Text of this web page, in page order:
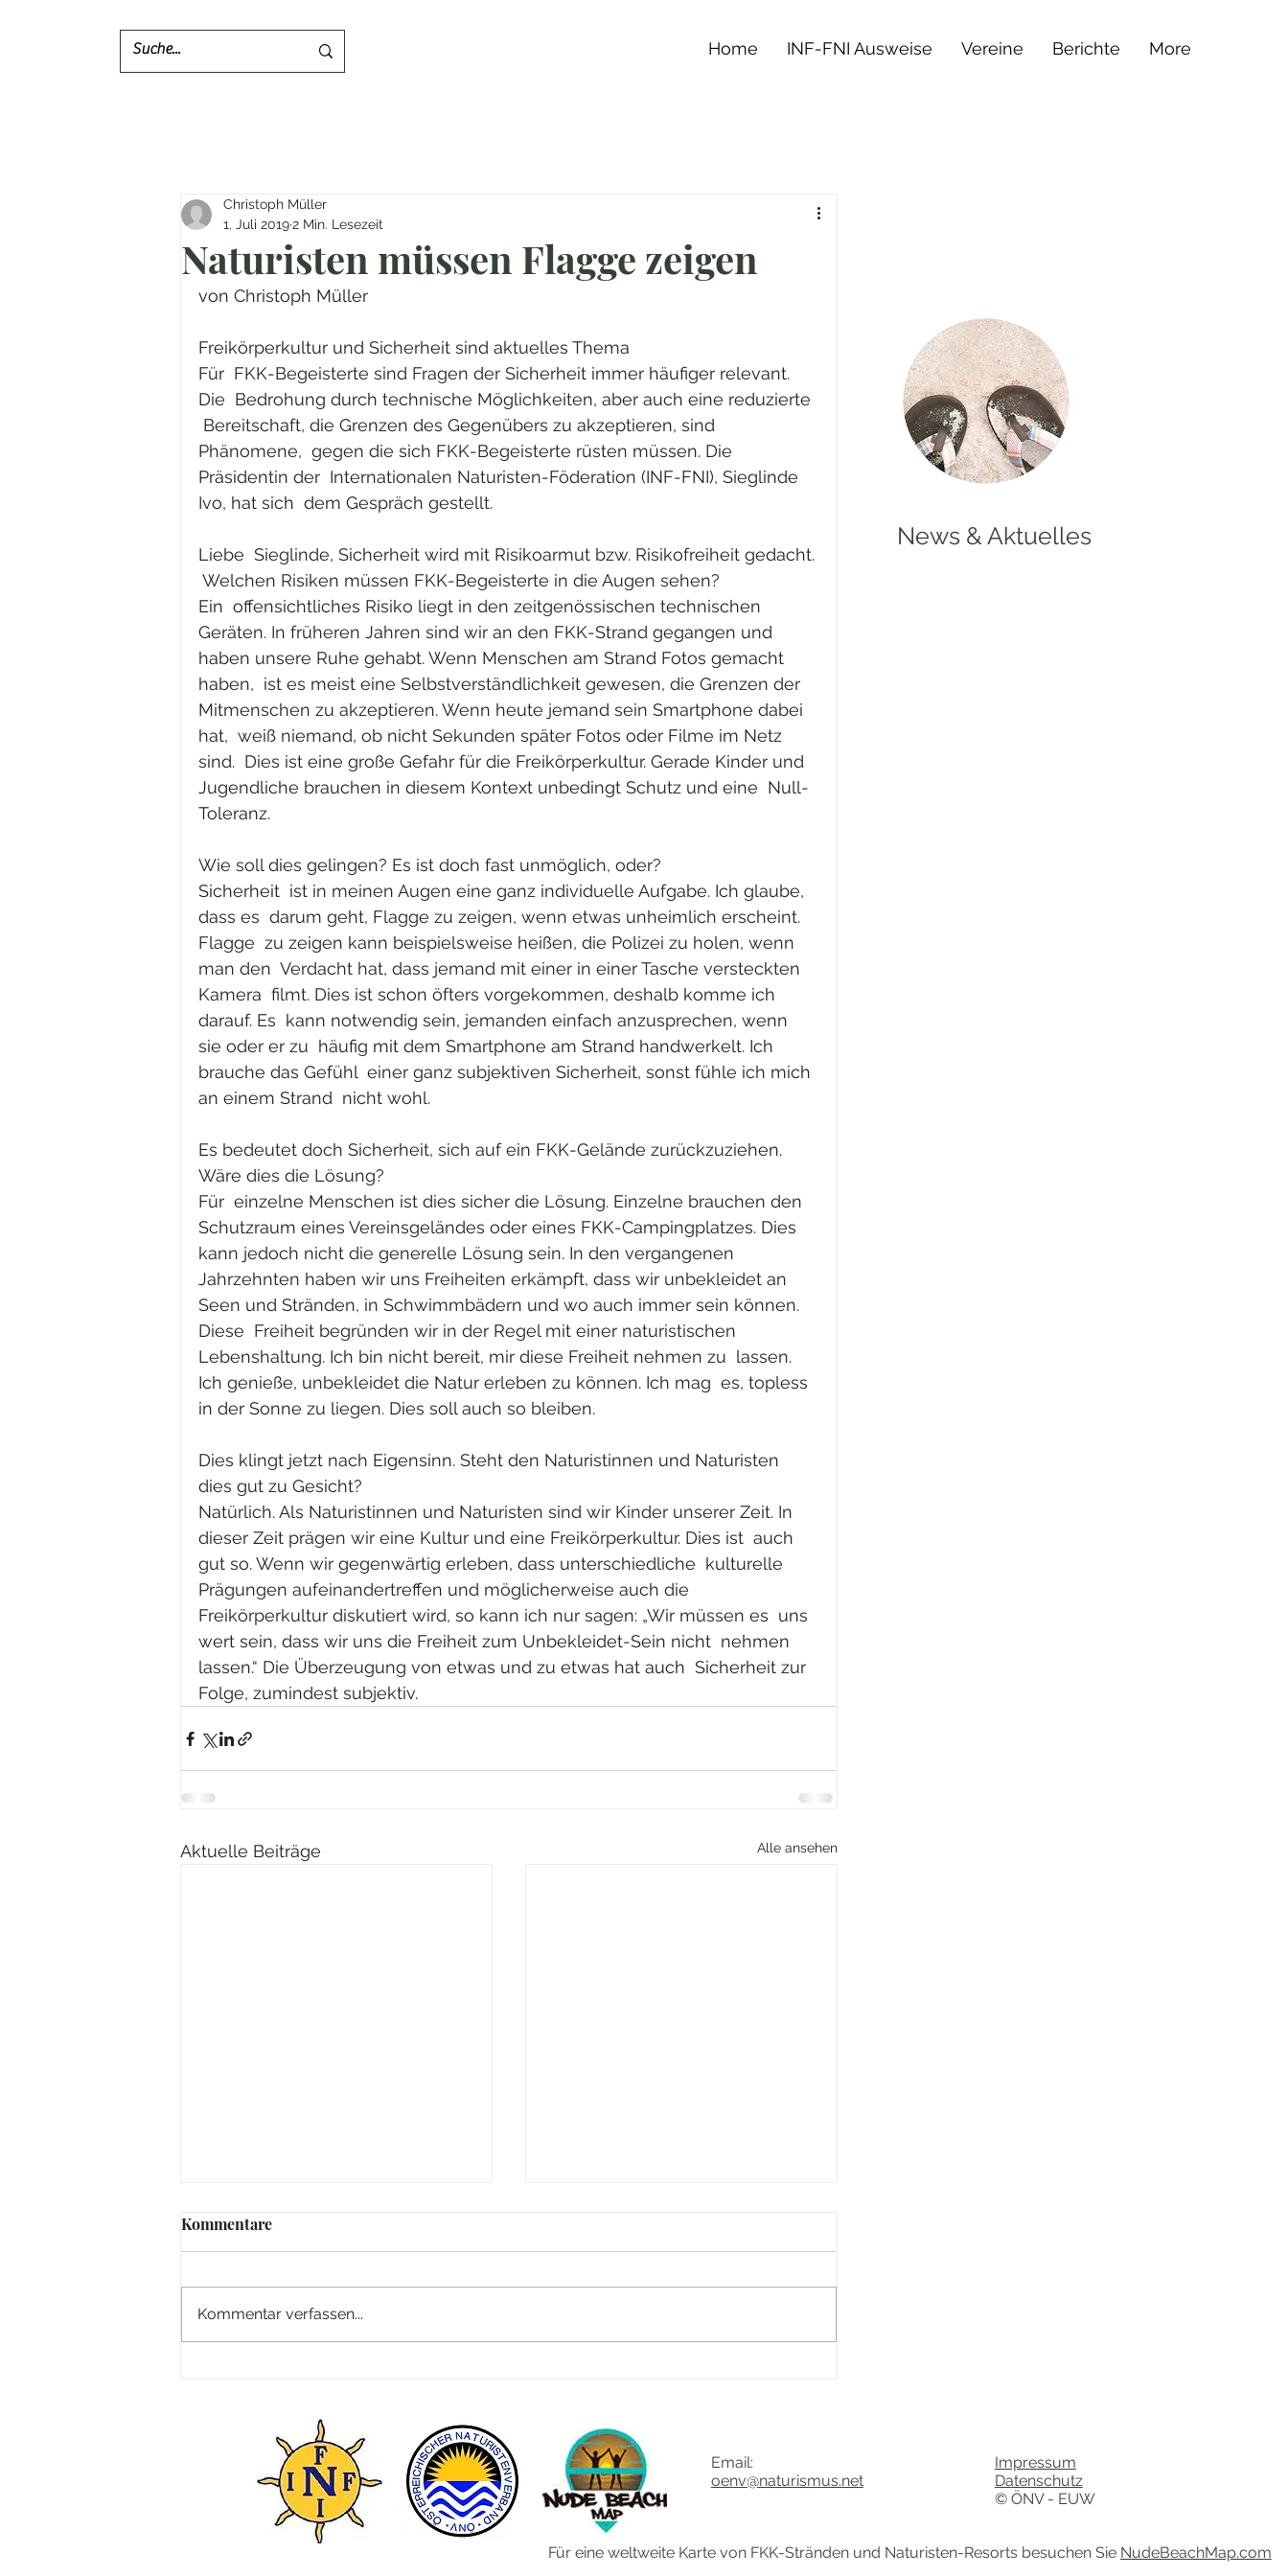
Home INF-FNI Ausweise Vereine Berichte More
Naturisten müssen Flagge zeigen
Christoph Müller
1. Juli 20192 Min. Lesezeit
von Christoph Müller
Freikörperkultur und Sicherheit sind aktuelles Thema
Für  FKK-Begeisterte sind Fragen der Sicherheit immer häufiger relevant.
Die  Bedrohung durch technische Möglichkeiten, aber auch eine reduzierte
Bereitschaft, die Grenzen des Gegenübers zu akzeptieren, sind
Phänomene,  gegen die sich FKK-Begeisterte rüsten müssen. Die
Präsidentin der  Internationalen Naturisten-Föderation (INF-FNI), Sieglinde
Ivo, hat sich  dem Gespräch gestellt.
Liebe  Sieglinde, Sicherheit wird mit Risikoarmut bzw. Risikofreiheit gedacht.
Welchen Risiken müssen FKK-Begeisterte in die Augen sehen?
Ein  offensichtliches Risiko liegt in den zeitgenössischen technischen
Geräten. In früheren Jahren sind wir an den FKK-Strand gegangen und
haben unsere Ruhe gehabt. Wenn Menschen am Strand Fotos gemacht
haben,  ist es meist eine Selbstverständlichkeit gewesen, die Grenzen der
Mitmenschen zu akzeptieren. Wenn heute jemand sein Smartphone dabei
hat,  weiß niemand, ob nicht Sekunden später Fotos oder Filme im Netz
sind.  Dies ist eine große Gefahr für die Freikörperkultur. Gerade Kinder und
Jugendliche brauchen in diesem Kontext unbedingt Schutz und eine  Null-
Toleranz.
Wie soll dies gelingen? Es ist doch fast unmöglich, oder?
Sicherheit  ist in meinen Augen eine ganz individuelle Aufgabe. Ich glaube,
dass es  darum geht, Flagge zu zeigen, wenn etwas unheimlich erscheint.
Flagge  zu zeigen kann beispielsweise heißen, die Polizei zu holen, wenn
man den  Verdacht hat, dass jemand mit einer in einer Tasche versteckten
Kamera  filmt. Dies ist schon öfters vorgekommen, deshalb komme ich
darauf. Es  kann notwendig sein, jemanden einfach anzusprechen, wenn
sie oder er zu  häufig mit dem Smartphone am Strand handwerkelt. Ich
brauche das Gefühl  einer ganz subjektiven Sicherheit, sonst fühle ich mich
an einem Strand  nicht wohl.
Es bedeutet doch Sicherheit, sich auf ein FKK-Gelände zurückzuziehen.
Wäre dies die Lösung?
Für  einzelne Menschen ist dies sicher die Lösung. Einzelne brauchen den
Schutzraum eines Vereinsgeländes oder eines FKK-Campingplatzes. Dies
kann jedoch nicht die generelle Lösung sein. In den vergangenen
Jahrzehnten haben wir uns Freiheiten erkämpft, dass wir unbekleidet an
Seen und Stränden, in Schwimmbädern und wo auch immer sein können.
Diese  Freiheit begründen wir in der Regel mit einer naturistischen
Lebenshaltung. Ich bin nicht bereit, mir diese Freiheit nehmen zu  lassen.
Ich genieße, unbekleidet die Natur erleben zu können. Ich mag  es, topless
in der Sonne zu liegen. Dies soll auch so bleiben.
Dies klingt jetzt nach Eigensinn. Steht den Naturistinnen und Naturisten
dies gut zu Gesicht?
Natürlich. Als Naturistinnen und Naturisten sind wir Kinder unserer Zeit. In
dieser Zeit prägen wir eine Kultur und eine Freikörperkultur. Dies ist  auch
gut so. Wenn wir gegenwärtig erleben, dass unterschiedliche  kulturelle
Prägungen aufeinandertreffen und möglicherweise auch die
Freikörperkultur diskutiert wird, so kann ich nur sagen: „Wir müssen es  uns
wert sein, dass wir uns die Freiheit zum Unbekleidet-Sein nicht  nehmen
lassen.“ Die Überzeugung von etwas und zu etwas hat auch  Sicherheit zur
Folge, zumindest subjektiv.
Aktuelle Beiträge Alle ansehen
Kommentare
Kommentar verfassen...
News & Aktuelles
Für eine weltweite Karte von FKK-Stränden und Naturisten-Resorts besuchen Sie NudeBeachMap.com
Email:
oenv@naturismus.net
Impressum
Datenschutz
© ÖNV - EUW